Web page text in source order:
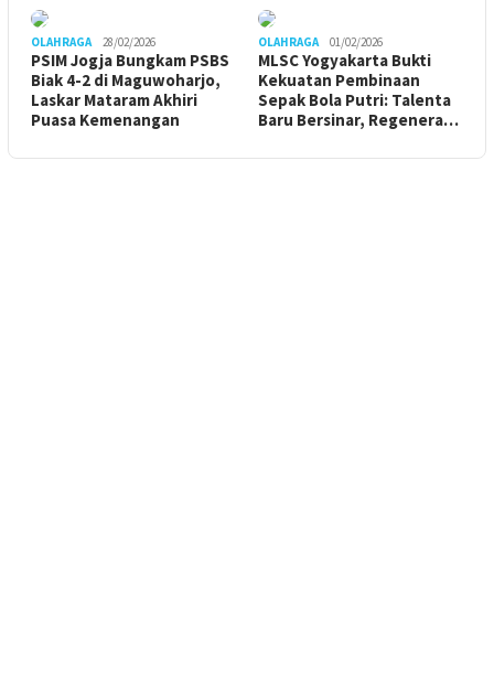
OLAHRAGA 28/02/2026
PSIM Jogja Bungkam PSBS
Biak 4-2 di Maguwoharjo,
Laskar Mataram Akhiri
Puasa Kemenangan
OLAHRAGA 01/02/2026
MLSC Yogyakarta Bukti
Kekuatan Pembinaan
Sepak Bola Putri: Talenta
Baru Bersinar, Regenera…